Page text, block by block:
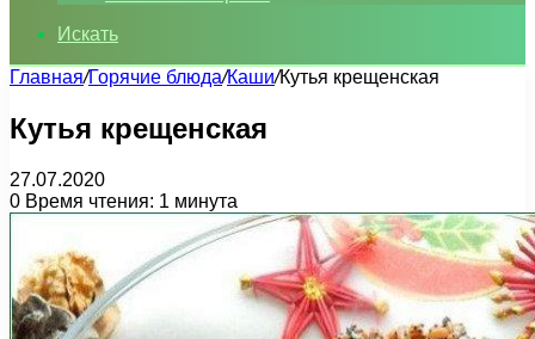
Искать
Главная/Горячие блюда/Каши/Кутья крещенская
Кутья крещенская
27.07.2020
0 Время чтения: 1 минута